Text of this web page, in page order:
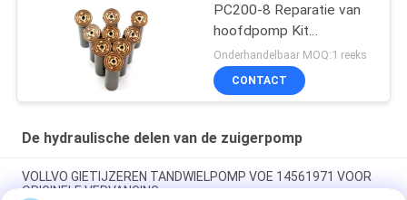
PC200-8 Reparatie van
hoofdpomp Kit
Hydraulische pomp
Onderdeel zuigerpomp
Onderhoud reparatie
Onderhandelbaar MOQ:1 reeks
CONTACT
De hydraulische delen van de zuigerpomp
VOLLVO GIETIJZEREN TANDWIELPOMP VOE 14561971 VOOR
ORIGINELE VERVANGING